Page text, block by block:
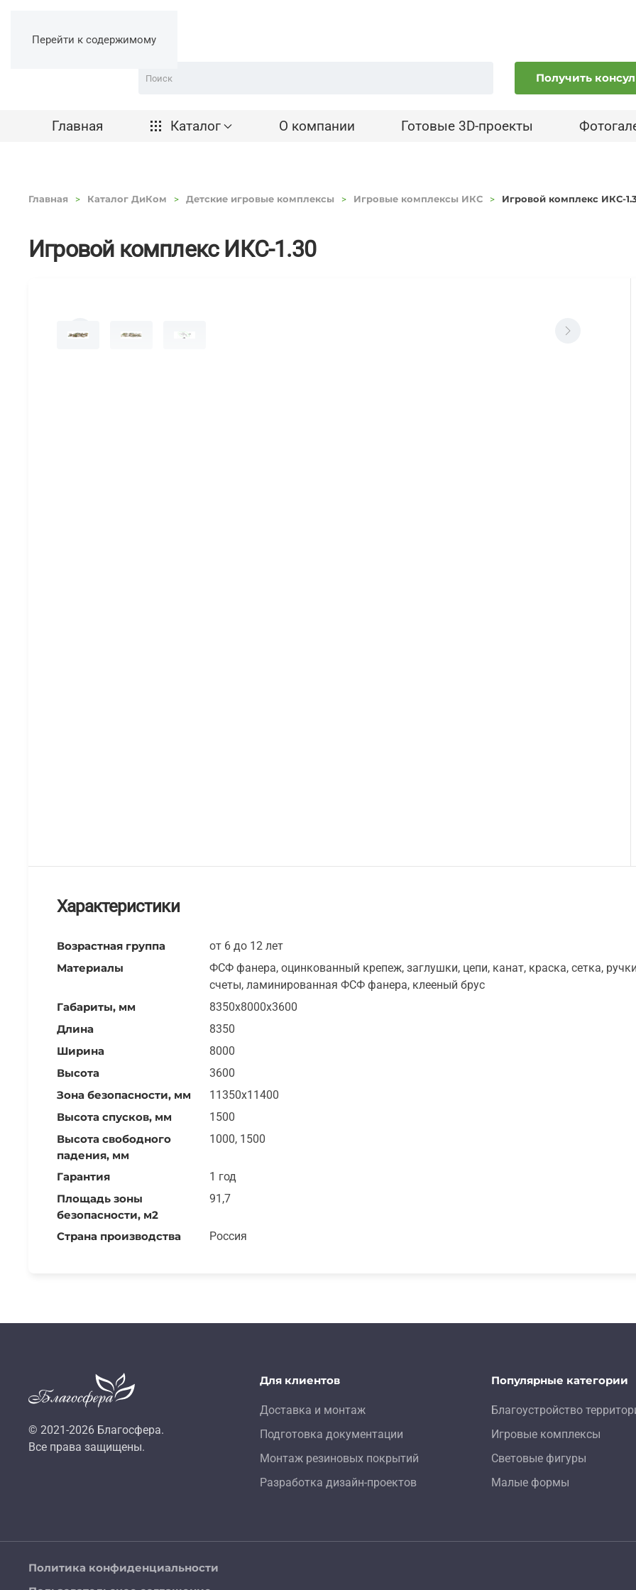
Перейти к содержимому
Получить
Главная Каталог О компании Готовые 3D-проекты
Главная Каталог ДиКом Детские игровые комплексы Игровые комплексы ИКС Игровой комплекс ИКС-
Игровой комплекс ИКС-1.30
Характеристики
Возрастная группа
от 6 до 12 лет
Материалы
ФСФ фанера, оцинкованный крепеж, заглушки, цепи, канат, краска, сетка,
счеты, ламинированная ФСФ фанера, клееный брус
Габариты, мм
8350x8000x3600
Длина
8350
Ширина
8000
Высота
3600
Зона безопасности, мм
11350x11400
Высота спусков, мм
1500
Высота свободного
падения, мм
1000, 1500
Гарантия
1 год
Площадь зоны
безопасности, м2
91,7
Страна производства Россия
© 2021-2026 Благосфера.
Все права защищены.
Для клиентов
Доставка и монтаж
Подготовка документации
Монтаж резиновых покрытий
Разработка дизайн-проектов
Популярные категории
Благоустройство
Игровые комплексы
Световые фигуры
Малые формы
Политика конфиденциальности